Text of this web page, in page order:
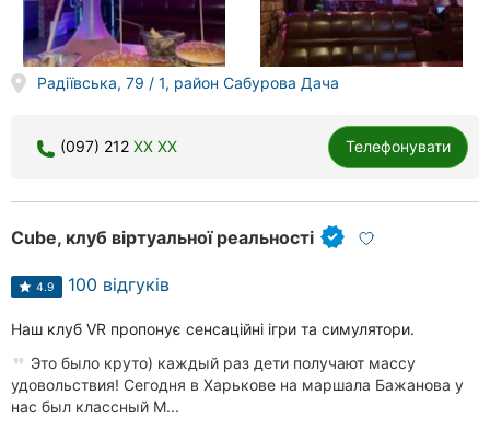
Радіївська, 79 / 1, район Сабурова Дача
(097) 212 XX XX Телефонувати
Cube, клуб віртуальної реальності
4.9 100 відгуків
Наш клуб VR пропонує сенсаційні ігри та симулятори.
Это было круто) каждый раз дети получают массу
удовольствия! Сегодня в Харькове на маршала Бажанова у
нас был классный М...